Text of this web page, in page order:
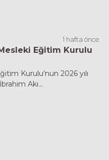
1 hafta önce
Eğitim Kurulu
Kurulu'nun 2026 yılı
Akı...